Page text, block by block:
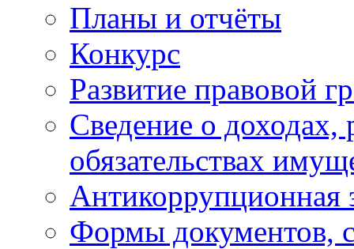
Планы и отчёты
Конкурс
Развитие правовой
Сведение о доходах,
обязательствах
Антикоррупционная
Формы документов,